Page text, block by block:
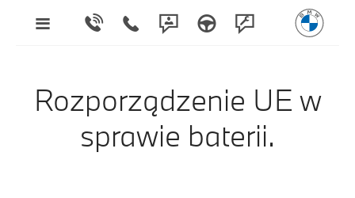
Rozporządzenie UE w
sprawie baterii.